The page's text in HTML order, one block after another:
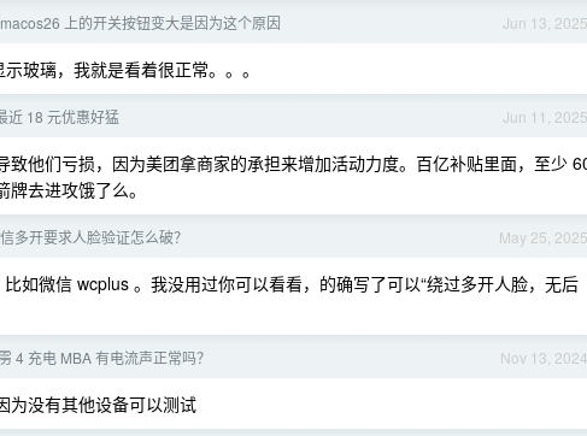
Jun 13, 2025
上的开关按钮变大是因为这个原因
玻璃，我就是看着很正常。。。
Jun 11, 2025
近 18 元优惠好猛
致他们亏损，因为美团拿商家的承担来增加活动力度。百亿补贴里面，至少
去进攻饿了么。
May 25, 2025
多开要求人脸验证怎么破？
如微信 wcplus 。我没用过你可以看看，的确写了可以“绕过多开人脸，无后
Nov 13, 2024
4 充电 MBA 有电流声正常吗？
为没有其他设备可以测试